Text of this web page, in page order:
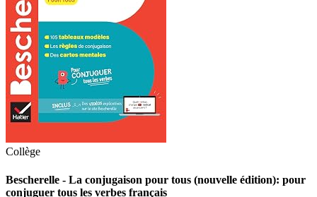
Collège
Bescherelle - La conjugaison pour tous (nouvelle édition): pour
conjuguer tous les verbes français